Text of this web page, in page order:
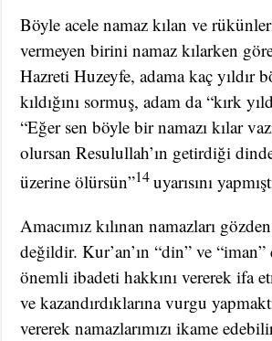
Böyle acele namaz kılan ve
vermeyen birini namaz kılarken
Hazreti Huzeyfe, adama kaç yıldır
kıldığını sormuş, adam da “kırk
“Eğer sen böyle bir namazı kılar
olursan Resulullah’ın getirdiği
üzerine ölürsün”14uyarısını
Amacımız kılınan namazları
değildir. Kur’an’ın “din” ve “iman”
önemli ibadeti hakkını vererek ifa
ve kazandırdıklarına vurgu
vererek namazlarımızı ikame